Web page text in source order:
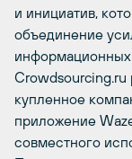
и инициатив,
объединение
информационных
Crowdsourcing.ru
купленное
приложение
совместного